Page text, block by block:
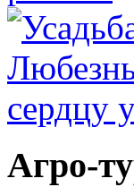
Агро-